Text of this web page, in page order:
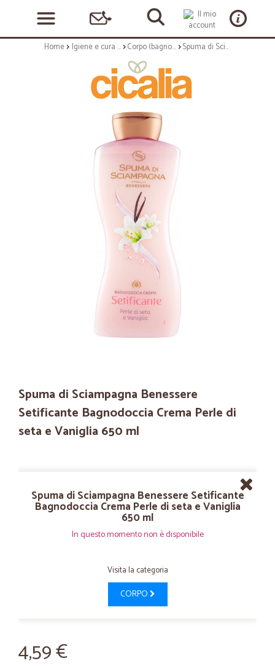
Home Igiene e cura personale Corpo (bagnoschiuma, crema corpo) Spuma di Sciampagna Benessere Setificante Bagnodoccia Crema Perle di seta e Vaniglia 650 ml
Spuma di Sciampagna Benessere
Setificante Bagnodoccia Crema Perle di
seta e Vaniglia 650 ml
Spuma di Sciampagna Benessere Setificante
Bagnodoccia Crema Perle di seta e Vaniglia
650 ml
In questo momento non è disponibile
Visita la categoria
CORPO
4,59 €